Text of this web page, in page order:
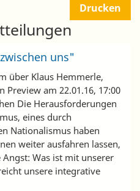
Drucken
uns"
über Klaus Hemmerle,
Preview am 22.01.16, 17:00
Die Herausforderungen
eines durch
Nationalismus haben
weiter ausfahren lassen,
Was ist mit unserer
unsere integrative